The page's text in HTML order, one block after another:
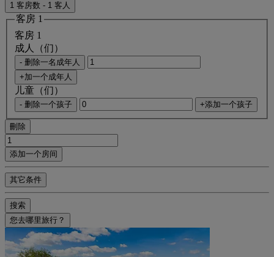
1 客房数 - 1 客人
客房 1
客房 1
成人（们）
- 删除一名成年人
+加一个成年人
儿童（们）
- 删除一个孩子 +添加一个孩子
刪除
添加一个房间
其它条件
搜索
您去哪里旅行？